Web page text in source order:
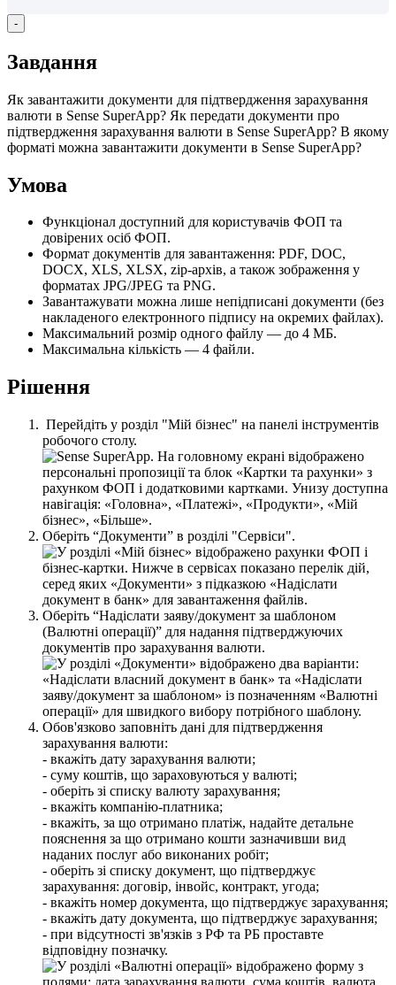
-
Завдання
Як завантажити документи для підтвердження зарахування
валюти в Sense SuperApp? Як передати документи про
підтвердження зарахування валюти в Sense SuperApp? В якому
форматі можна завантажити документи в Sense SuperApp?
Умова
Функціонал доступний для користувачів ФОП та
довірених осіб ФОП.
Формат документів для завантаження: PDF, DOC,
DOCX, XLS, XLSX, zip-архів, а також зображення у
форматах JPG/JPEG та PNG.
Завантажувати можна лише непідписані документи (без
накладеного електронного підпису на окремих файлах).
Максимальний розмір одного файлу — до 4 МБ.
Максимальна кількість — 4 файли.
Рішення
Перейдіть у розділ "Мій бізнес" на панелі інструментів
робочого столу.
Оберіть “Документи” в розділі "Сервіси".
Оберіть “Надіслати заяву/документ за шаблоном
(Валютні операції)” для надання підтверджуючих
документів про зарахування валюти.
Обов'язково заповніть дані для підтвердження
зарахування валюти:
- вкажіть дату зарахування валюти;
- суму коштів, що зараховуються у валюті;
- оберіть зі списку валюту зарахування;
- вкажіть компанію-платника;
- вкажіть, за що отримано платіж, надайте детальне
пояснення за що отримано кошти зазначивши вид
наданих послуг або виконаних робіт;
- оберіть зі списку документ, що підтверджує
зарахування: договір, інвойс, контракт, угода;
- вкажіть номер документа, що підтверджує зарахування;
- вкажіть дату документа, що підтверджує зарахування;
- при відсутності зв'язків з РФ та РБ проставте
відповідну позначку.